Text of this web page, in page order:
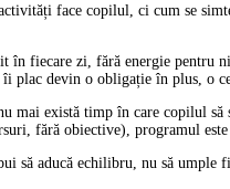
face copilul, ci cum se
în fiecare zi, fără energie pentru
plac devin o obligație în plus, o
mai există timp în care copilul să
fără obiective), programul este
să aducă echilibru, nu să umple